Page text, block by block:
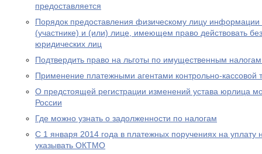
предоставляется
Порядок предоставления физическому лицу информации
(участнике) и (или) лице, имеющем право действовать
юридических лиц
Подтвердить право на льготы по имущественным
Применение платежными агентами контрольно-кассовой
О предстоящей регистрации изменений устава юрлица
России
Где можно узнать о задолженности по налогам
С 1 января 2014 года в платежных поручениях на уплату
указывать ОКТМО